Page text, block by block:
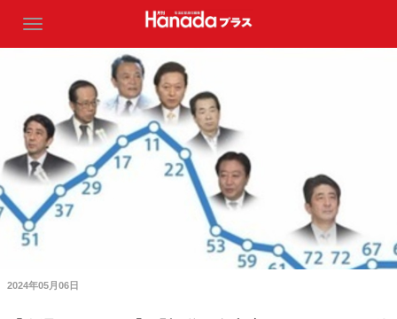
2024年05月06日